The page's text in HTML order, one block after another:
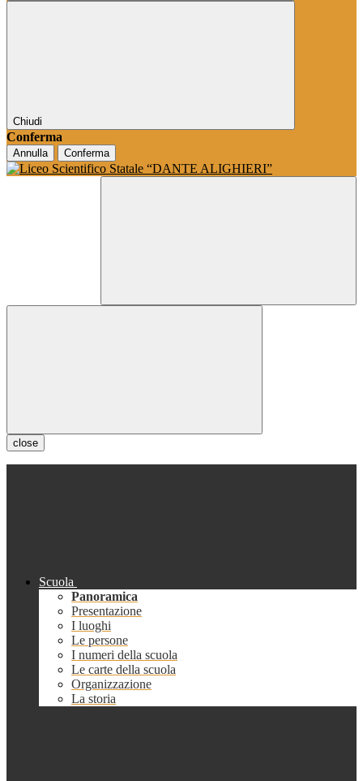
Chiudi
Conferma
Annulla Conferma
close
Scuola
Panoramica
Presentazione
I luoghi
Le persone
I numeri della scuola
Le carte della scuola
Organizzazione
La storia